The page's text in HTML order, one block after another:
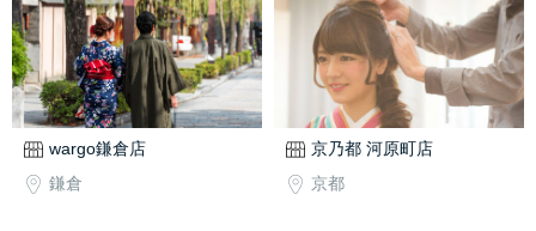
wargo鎌倉店
鎌倉
京乃都 河原町店
京都